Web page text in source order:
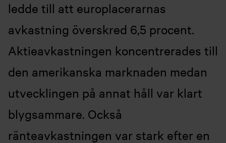
ledde till att europlacerarnas
avkastning överskred 6,5 procent.
Aktieavkastningen koncentrerades till
den amerikanska marknaden medan
utvecklingen på annat håll var klart
blygsammare. Också
ränteavkastningen var stark efter en